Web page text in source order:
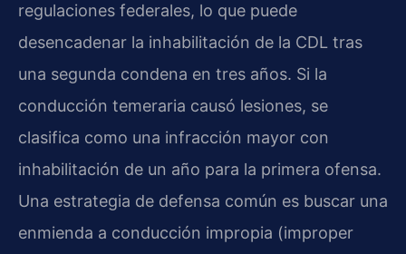
regulaciones federales, lo que puede
desencadenar la inhabilitación de la CDL tras
una segunda condena en tres años. Si la
conducción temeraria causó lesiones, se
clasifica como una infracción mayor con
inhabilitación de un año para la primera ofensa.
Una estrategia de defensa común es buscar una
enmienda a conducción impropia (improper